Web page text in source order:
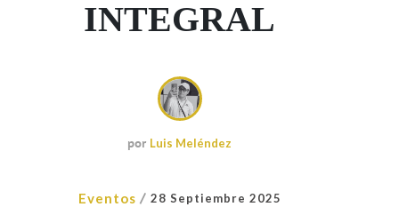
INTEGRAL
por Luis Meléndez
Eventos / 28 Septiembre 2025